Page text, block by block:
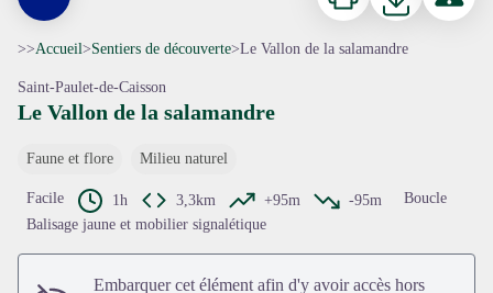
>>Accueil>Sentiers de découverte>Le Vallon de la salamandre
Saint-Paulet-de-Caisson
Le Vallon de la salamandre
Faune et flore Milieu naturel
Facile 1h 3,3km +95m -95m
Boucle
Balisage jaune et mobilier signalétique
Embarquer cet élément afin d'y avoir accès hors